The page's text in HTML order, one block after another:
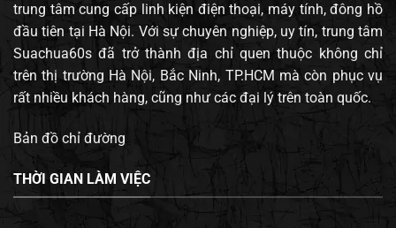
trung tâm cung cấp linh kiện điện thoại, máy tính, đông hồ
đầu tiên tại Hà Nội. Với sự chuyên nghiệp, uy tín, trung tâm
Suachua60s đã trở thành địa chỉ quen thuộc không chỉ
trên thị trường Hà Nội, Bắc Ninh, TP.HCM mà còn phục vụ
rất nhiều khách hàng, cũng như các đại lý trên toàn quốc.
Bản đồ chỉ đường
THỜI GIAN LÀM VIỆC